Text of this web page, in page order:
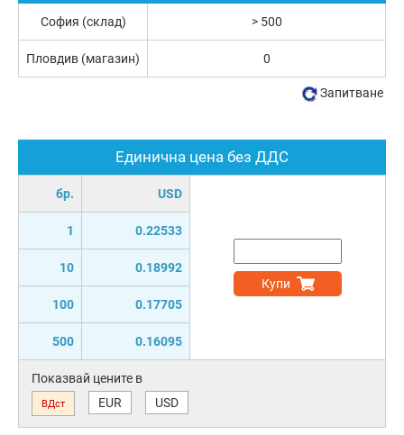
Единична цена без ДДС
бр. USD
1 0.22533
10 0.18992
100 0.17705
500 0.16095
Купи
Показвай цените в
ВДст EUR USD
София (склад) > 500
Пловдив (магазин) 0
Запитване